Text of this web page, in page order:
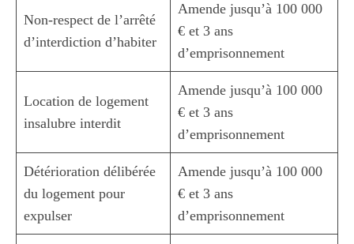
Non-respect de l’arrêté
d’interdiction d’habiter
Amende jusqu’à 100 000
€ et 3 ans
d’emprisonnement
Location de logement
insalubre interdit
Amende jusqu’à 100 000
€ et 3 ans
d’emprisonnement
Détérioration délibérée
du logement pour
expulser
Amende jusqu’à 100 000
€ et 3 ans
d’emprisonnement